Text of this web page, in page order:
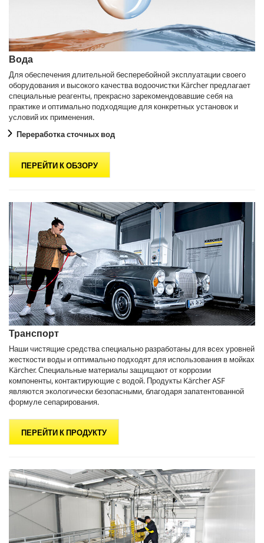
Вода
Для обеспечения длительной бесперебойной эксплуатации своего
оборудования и высокого качества водоочистки Kärcher предлагает
специальные реагенты, прекрасно зарекомендовавшие себя на
практике и оптимально подходящие для конкретных установок и
условий их применения.
Переработка сточных вод
ПЕРЕЙТИ К ОБЗОРУ
Транспорт
Наши чистящие средства специально разработаны для всех уровней
жесткости воды и оптимально подходят для использования в мойках
Kärcher. Специальные материалы защищают от коррозии
компоненты, контактирующие с водой. Продукты Kärcher ASF
являются экологически безопасными, благодаря запатентованной
формуле сепарирования.
ПЕРЕЙТИ К ПРОДУКТУ